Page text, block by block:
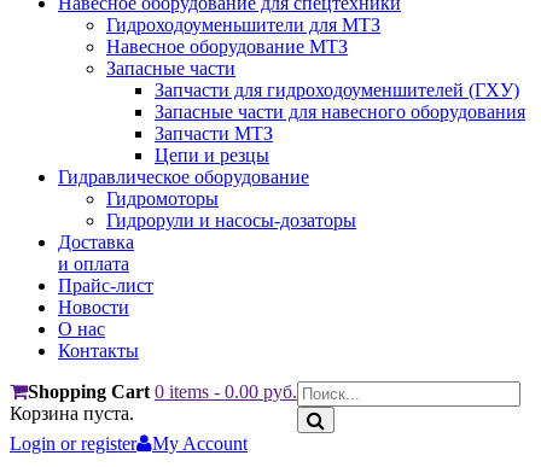
Гидроходоуменьшители для МТЗ
Навесное оборудование МТЗ
Запасные части
Запчасти для гидроходоуменшителей (ГХУ)
Запасные части для навесного оборудования
Запчасти МТЗ
Цепи и резцы
Гидравлическое оборудование
Гидромоторы
Гидрорули и насосы-дозаторы
Доставка
и оплата
Прайс-лист
Новости
О нас
Контакты
Shopping Cart 0 items - 0.00 руб.
Корзина пуста.
Login or register
My Account